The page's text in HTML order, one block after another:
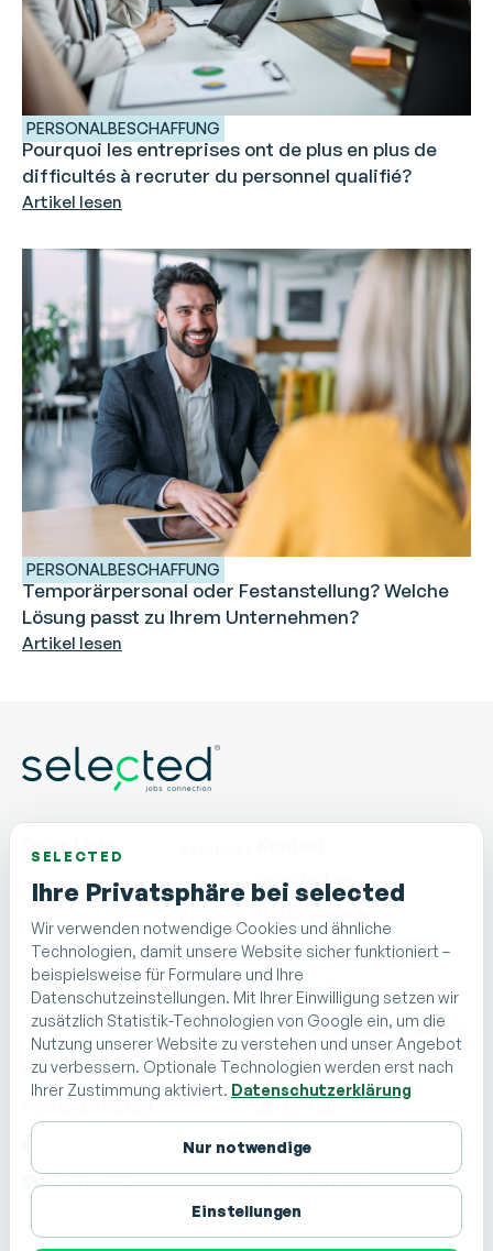
PERSONALBESCHAFFUNG
Pourquoi les entreprises ont de plus en plus de
difficultés à recruter du personnel qualifié?
Artikel lesen
PERSONALBESCHAFFUNG
Temporärpersonal oder Festanstellung? Welche
Lösung passt zu Ihrem Unternehmen?
Artikel lesen
Unternehmen
Über
Uns
Kontakt
selected ag
CH - 2502 Biel/Bienne
Tel. 032 510 01 01
info@selectedjobs.ch
Öffnungszeiten
13:00 – 17:30
Follow us
Facebook
Instagram
TikTok
SELECTED
Ihre Privatsphäre bei selected
Wir verwenden notwendige Cookies und ähnliche
Technologien, damit unsere Website sicher funktioniert –
beispielsweise für Formulare und Ihre
Datenschutzeinstellungen. Mit Ihrer Einwilligung setzen wir
zusätzlich Statistik-Technologien von Google ein, um die
Nutzung unserer Website zu verstehen und unser Angebot
zu verbessern. Optionale Technologien werden erst nach
Ihrer Zustimmung aktiviert. Datenschutzerklärung
Nur notwendige
Einstellungen